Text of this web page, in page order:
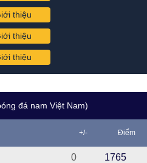
thiệu
thiệu
thiệu
đá nam Việt Nam)
+/- Điểm
0 1765